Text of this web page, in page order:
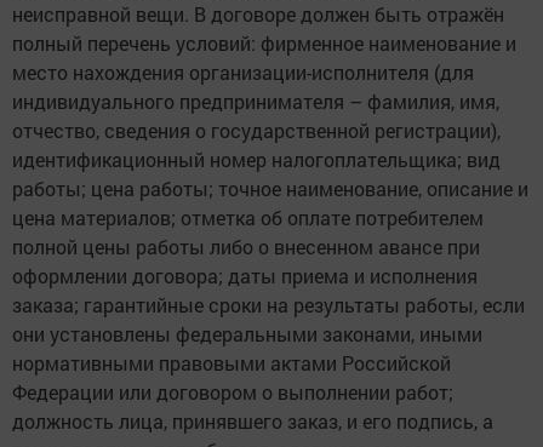
неисправной вещи. В договоре должен быть отражён
полный перечень условий: фирменное наименование и
место нахождения организации-исполнителя (для
индивидуального предпринимателя – фамилия, имя,
отчество, сведения о государственной регистрации),
идентификационный номер налогоплательщика; вид
работы; цена работы; точное наименование, описание и
цена материалов; отметка об оплате потребителем
полной цены работы либо о внесенном авансе при
оформлении договора; даты приема и исполнения
заказа; гарантийные сроки на результаты работы, если
они установлены федеральными законами, иными
нормативными правовыми актами Российской
Федерации или договором о выполнении работ;
должность лица, принявшего заказ, и его подпись, а